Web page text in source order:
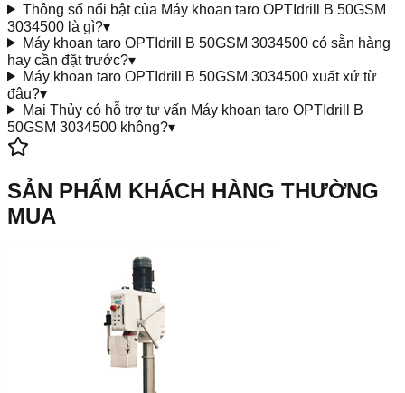
Thông số nổi bật của Máy khoan taro OPTIdrill B 50GSM
3034500 là gì?▾
Máy khoan taro OPTIdrill B 50GSM 3034500 có sẵn hàng
hay cần đặt trước?▾
Máy khoan taro OPTIdrill B 50GSM 3034500 xuất xứ từ
đâu?▾
Mai Thủy có hỗ trợ tư vấn Máy khoan taro OPTIdrill B
50GSM 3034500 không?▾
SẢN PHẨM KHÁCH HÀNG THƯỜNG
MUA